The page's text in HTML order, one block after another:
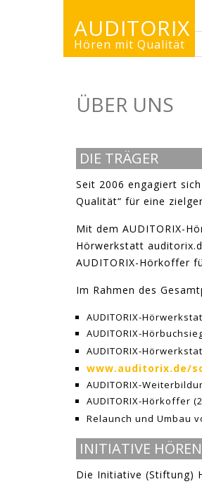
AUDITORIX
Hören mit Qualität
ÜBER UNS
DIE TRÄGER
Seit 2006 engagiert
Qualität“ für eine
Mit dem AUDITORIX-
Hörwerkstatt
AUDITORIX-Hörkoffer
Im Rahmen des
AUDITORIX-
AUDITORIX-
AUDITORIX-
www.auditorix.de/
AUDITORIX-
AUDITORIX-Hörkoffer
Relaunch und Umbau
INITIATIVE
Die Initiative (Stiftung)